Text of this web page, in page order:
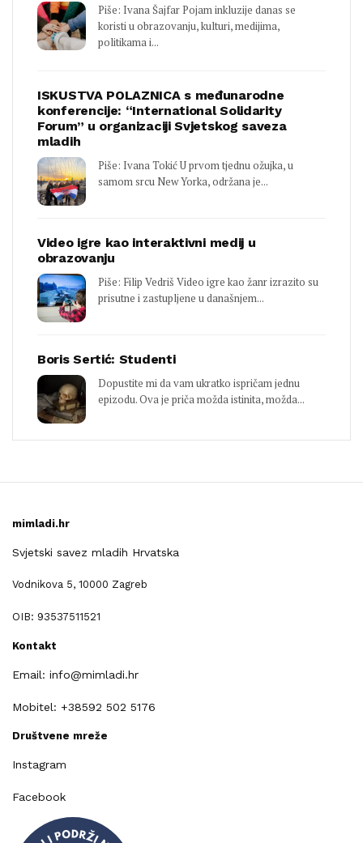
Piše: Ivana Šajfar Pojam inkluzije danas se
koristi u obrazovanju, kulturi, medijima,
politikama i...
ISKUSTVA POLAZNICA s međunarodne
konferencije: “International Solidarity
Forum” u organizaciji Svjetskog saveza
mladih
Piše: Ivana Tokić U prvom tjednu ožujka, u
samom srcu New Yorka, održana je...
Video igre kao interaktivni medij u
obrazovanju
Piše: Filip Vedriš Video igre kao žanr izrazito su
prisutne i zastupljene u današnjem...
Boris Sertić: Studenti
Dopustite mi da vam ukratko ispričam jednu
epizodu. Ova je priča možda istinita, možda...
mimladi.hr
Svjetski savez mladih Hrvatska
Vodnikova 5, 10000 Zagreb
OIB: 93537511521
Kontakt
Email: info@mimladi.hr
Mobitel: +38592 502 5176
Društvene mreže
Instagram
Facebook